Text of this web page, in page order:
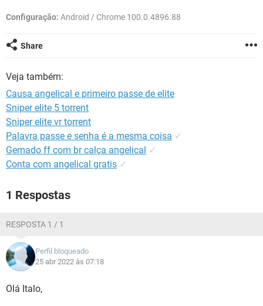
Configuração: Android / Chrome 100.0.4896.88
Share
Veja também:
Causa angelical e primeiro passe de elite
Sniper elite 5 torrent
Sniper elite vr torrent
Palavra passe e senha é a mesma coisa ✓
Gemado ff com br calça angelical ✓
Conta com angelical gratis ✓
1 Respostas
RESPOSTA 1 / 1
Perfil bloqueado
25 abr 2022 às 07:18
Olá Italo,